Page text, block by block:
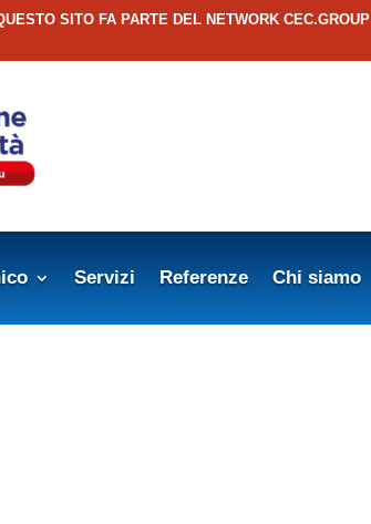
SITO FA PARTE DEL NETWORK CEC.GROUP
Servizi Referenze Chi siamo